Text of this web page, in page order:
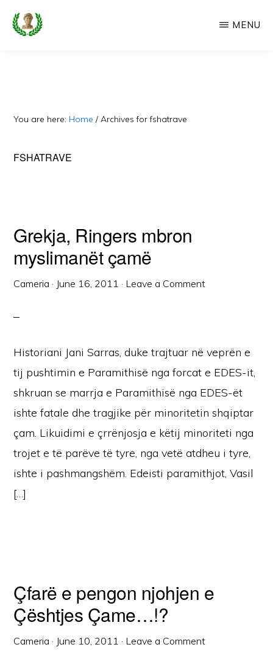
Skip
Faqe
Dedikuar
MENU
You are here: Home / Archives for fshatrave
FSHATRAVE
Grekja, Ringers mbron
myslimanët çamë
Cameria · June 16, 2011 · Leave a Comment
Historiani Jani Sarras, duke trajtuar në veprën e
tij pushtimin e Paramithisë nga forcat e EDES-it,
shkruan se marrja e Paramithisë nga EDES-ët
ishte fatale dhe tragjike për minoritetin shqiptar
çam. Likuidimi e çrrënjosja e këtij minoriteti nga
trojet e të parëve të tyre, nga vetë atdheu i tyre,
ishte i pashmangshëm. Edeisti paramithjot, Vasil
[…]
Çfarë e pengon njohjen e
Çështjes Çame…!?
Cameria · June 10, 2011 · Leave a Comment